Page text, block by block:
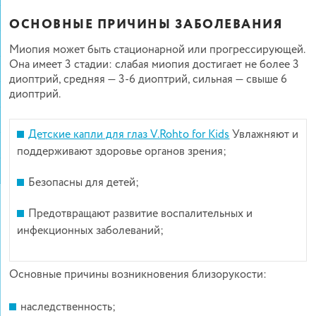
ОСНОВНЫЕ ПРИЧИНЫ ЗАБОЛЕВАНИЯ
Миопия может быть стационарной или прогрессирующей.
Она имеет 3 стадии: слабая миопия достигает не более 3
диоптрий, средняя — 3-6 диоптрий, сильная — свыше 6
диоптрий.
Детские капли для глаз V.Rohto for KidsУвлажняют и
поддерживают здоровье органов зрения;
Безопасны для детей;
Предотвращают развитие воспалительных и
инфекционных заболеваний;
Основные причины возникновения близорукости:
наследственность;